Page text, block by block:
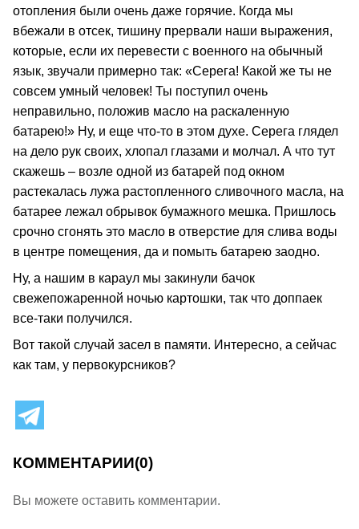
отопления были очень даже горячие. Когда мы
вбежали в отсек, тишину прервали наши выражения,
которые, если их перевести с военного на обычный
язык, звучали примерно так: «Серега! Какой же ты не
совсем умный человек! Ты поступил очень
неправильно, положив масло на раскаленную
батарею!» Ну, и еще что-то в этом духе. Серега глядел
на дело рук своих, хлопал глазами и молчал. А что тут
скажешь – возле одной из батарей под окном
растекалась лужа растопленного сливочного масла, на
батарее лежал обрывок бумажного мешка. Пришлось
срочно сгонять это масло в отверстие для слива воды
в центре помещения, да и помыть батарею заодно.
Ну, а нашим в караул мы закинули бачок
свежепожаренной ночью картошки, так что доппаек
все-таки получился.
Вот такой случай засел в памяти. Интересно, а сейчас
как там, у первокурсников?
КОММЕНТАРИИ(0)
Вы можете оставить комментарии.